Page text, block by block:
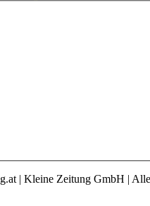
| Kleine Zeitung GmbH |